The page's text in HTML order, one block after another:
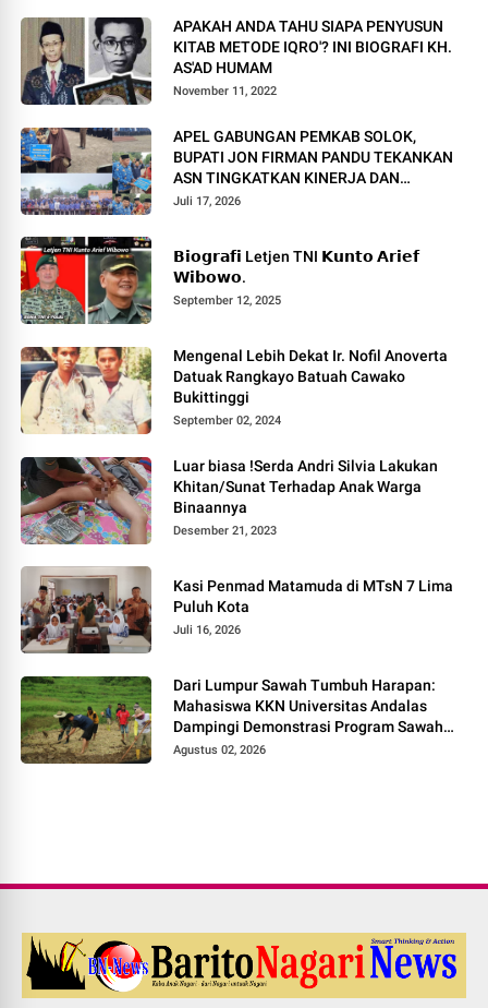
APAKAH ANDA TAHU SIAPA PENYUSUN
KITAB METODE IQRO'? INI BIOGRAFI KH.
AS'AD HUMAM
November 11, 2022
APEL GABUNGAN PEMKAB SOLOK,
BUPATI JON FIRMAN PANDU TEKANKAN
ASN TINGKATKAN KINERJA DAN
PELAYANAN MASYARAKAT.
Juli 17, 2026
𝗕𝗶𝗼𝗴𝗿𝗮𝗳𝗶 Letjen TNI 𝗞𝘂𝗻𝘁𝗼 𝗔𝗿𝗶𝗲𝗳
𝗪𝗶𝗯𝗼𝘄𝗼.
September 12, 2025
Mengenal Lebih Dekat Ir. Nofil Anoverta
Datuak Rangkayo Batuah Cawako
Bukittinggi
September 02, 2024
Luar biasa !Serda Andri Silvia Lakukan
Khitan/Sunat Terhadap Anak Warga
Binaannya
Desember 21, 2023
Kasi Penmad Matamuda di MTsN 7 Lima
Puluh Kota
Juli 16, 2026
Dari Lumpur Sawah Tumbuh Harapan:
Mahasiswa KKN Universitas Andalas
Dampingi Demonstrasi Program Sawah
Pokok Murah di Jorong Bayua
Agustus 02, 2026